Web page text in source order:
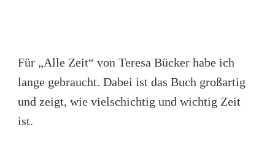
Für „Alle Zeit“ von Teresa Bücker habe ich
lange gebraucht. Dabei ist das Buch großartig
und zeigt, wie vielschichtig und wichtig Zeit
ist.